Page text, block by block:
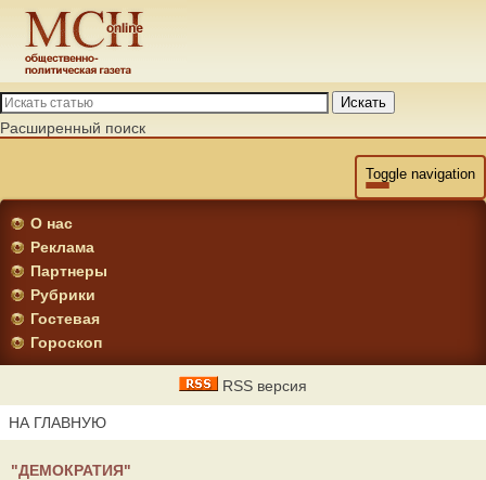
Искать
Расширенный поиск
Toggle navigation
О нас
Реклама
Партнеры
Рубрики
Гостевая
Гороскоп
RSS версия
НА ГЛАВНУЮ
"ДЕМОКРАТИЯ"